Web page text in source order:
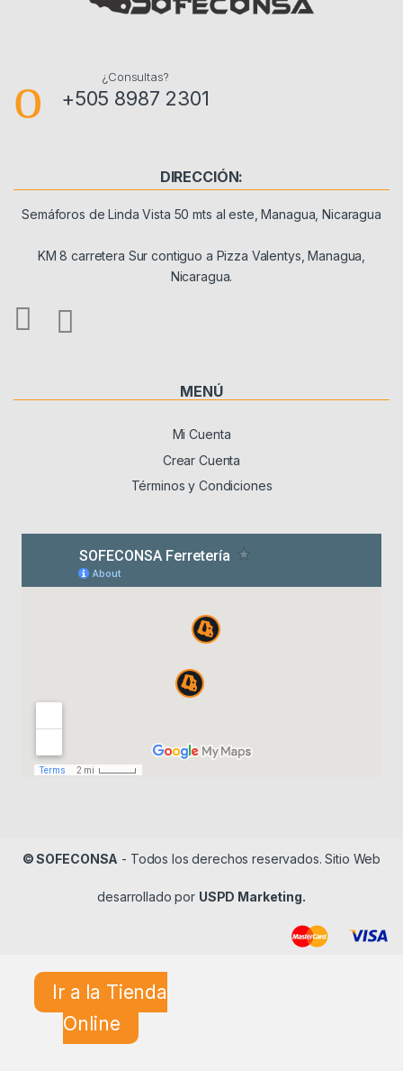
¿Consultas?
+505 8987 2301
DIRECCIÓN:
Semáforos de Linda Vista 50 mts al este, Managua, Nicaragua
KM 8 carretera Sur contiguo a Pizza Valentys, Managua,
Nicaragua.
MENÚ
Mi Cuenta
Crear Cuenta
Términos y Condiciones
© SOFECONSA - Todos los derechos reservados. Sitio Web
desarrollado por USPD Marketing.
Ir a la Tienda
Online